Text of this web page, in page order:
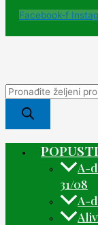
Facebook-f
POPUSTI
A-
31/08
A-